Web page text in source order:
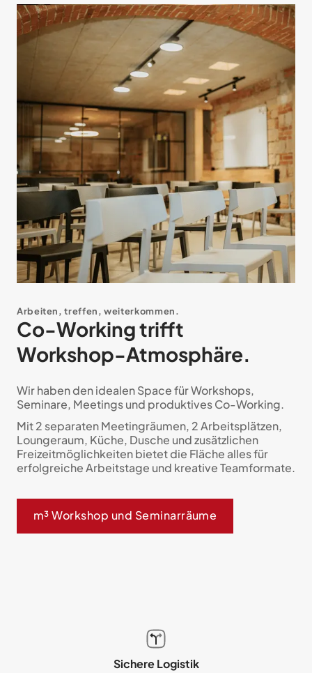
Arbeiten, treffen, weiterkommen.
Co-Working trifft
Workshop-Atmosphäre.
Wir haben den idealen Space für Workshops,
Seminare, Meetings und produktives Co-Working.
Mit 2 separaten Meetingräumen, 2 Arbeitsplätzen,
Loungeraum, Küche, Dusche und zusätzlichen
Freizeitmöglichkeiten bietet die Fläche alles für
erfolgreiche Arbeitstage und kreative Teamformate.
m³ Workshop und Seminarräume
Sichere Logistik